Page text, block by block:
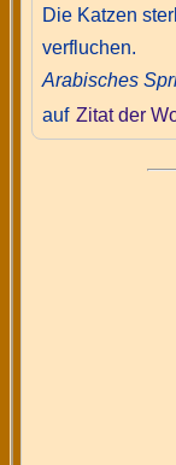
Die Katzen
verfluchen.
Arabisches
auf Zitat der